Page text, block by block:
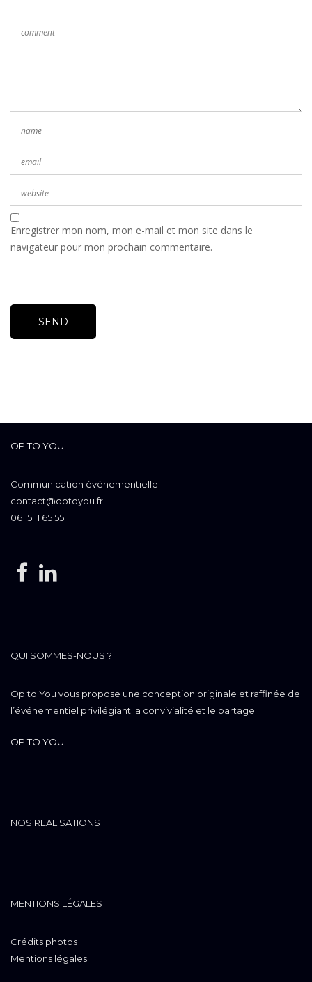
Enregistrer mon nom, mon e-mail et mon site dans le
navigateur pour mon prochain commentaire.
OP TO YOU
Communication événementielle
contact@optoyou.fr
06 15 11 65 55
QUI SOMMES-NOUS ?
Op to You vous propose une conception originale et raffinée de
l’événementiel privilégiant la convivialité et le partage.
OP TO YOU
NOS REALISATIONS
MENTIONS LÉGALES
Crédits photos
Mentions légales